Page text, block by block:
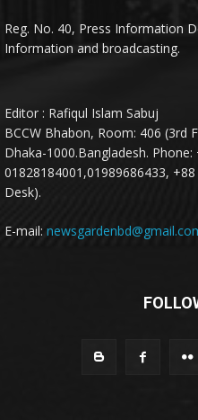
Reg. No. 40, Press Information
Information and broadcasting.
Editor : Rafiqul Islam Sabuj
BCCW Bhabon, Room: 406 (3rd
Dhaka-1000.Bangladesh. Phone:
01828184001,01989686433,
Desk).
E-mail: